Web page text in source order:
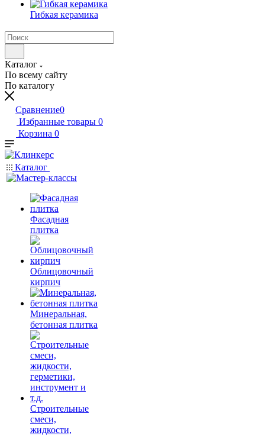
Гибкая керамика
Каталог
По всему сайту
По каталогу
Сравнение0
Избранные товары 0
Корзина 0
Каталог
Фасадная
плитка
Облицовочный
кирпич
Минеральная,
бетонная плитка
Строительные
смеси,
жидкости,